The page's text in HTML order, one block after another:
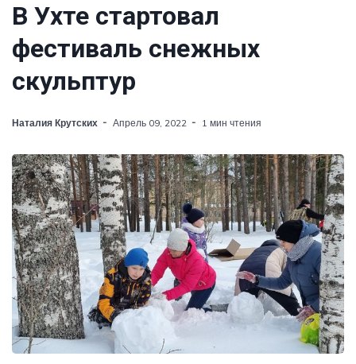
В Ухте стартовал
фестиваль снежных
скульптур
Наталия Крутских Апрель 09, 2022 1 мин чтения